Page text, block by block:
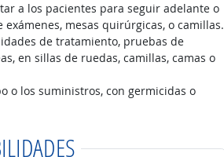
a los pacientes para seguir adelante o
mesas quirúrgicas, o camillas.
de tratamiento, pruebas de
en sillas de ruedas, camillas, camas o
o los suministros, con germicidas o